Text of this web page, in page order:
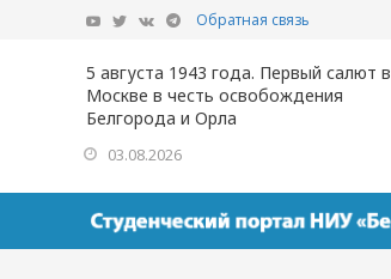
Обратная связь
5 августа 1943 года. Первый салют в
Москве в честь освобождения
Белгорода и Орла
03.08.2026